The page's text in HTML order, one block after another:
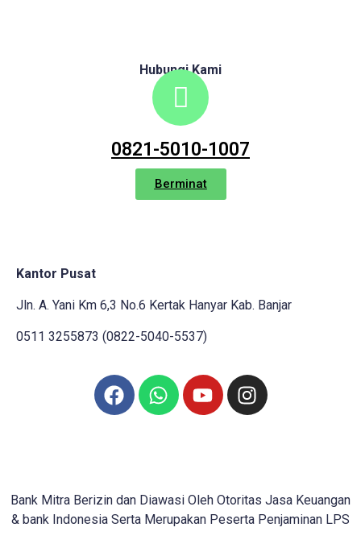
Hubungi Kami
0821-5010-1007
Berminat
Kantor Pusat
Jln. A. Yani Km 6,3 No.6 Kertak Hanyar Kab. Banjar
0511 3255873 (0822-5040-5537)
Bank Mitra Berizin dan Diawasi Oleh Otoritas Jasa Keuangan
& bank Indonesia Serta Merupakan Peserta Penjaminan LPS